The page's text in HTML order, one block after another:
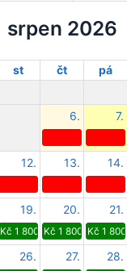
srpen 2026
st čt pá
6. 7.
12. 13. 14.
19.
Kč 1 800
20.
Kč 1 800
21.
Kč 1 800
26. 27. 28.